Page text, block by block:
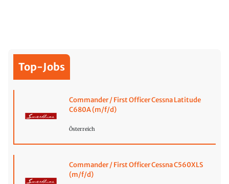
Top-Jobs
Commander / First Officer Cessna Latitude
C680A (m/f/d)
Österreich
Commander / First Officer Cessna C560XLS
(m/f/d)